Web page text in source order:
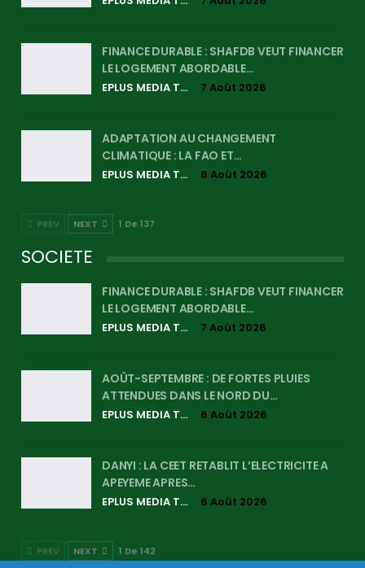
FINANCE DURABLE : SHAFDB VEUT FINANCER
LE LOGEMENT ABORDABLE…
EPLUS MEDIA TV 7 Août 2026
ADAPTATION AU CHANGEMENT
CLIMATIQUE : LA FAO ET…
EPLUS MEDIA TV 6 Août 2026
PREV NEXT 1 De 137
SOCIETE
FINANCE DURABLE : SHAFDB VEUT FINANCER
LE LOGEMENT ABORDABLE…
EPLUS MEDIA TV 7 Août 2026
AOÛT-SEPTEMBRE : DE FORTES PLUIES
ATTENDUES DANS LE NORD DU…
EPLUS MEDIA TV 6 Août 2026
DANYI : LA CEET RETABLIT L’ELECTRICITE A
APEYEME APRES…
EPLUS MEDIA TV 6 Août 2026
PREV NEXT 1 De 142